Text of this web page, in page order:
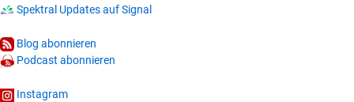
Spektral Updates auf Signal
Blog abonnieren
Podcast abonnieren
Instagram